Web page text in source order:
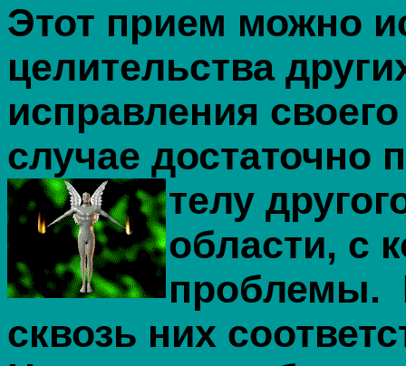
Этот прием можно
целительства
исправления
случае достаточно
телу
области, с
проблемы.
сквозь них